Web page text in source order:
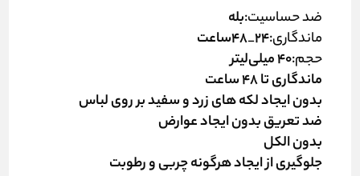
ضد حساسیت:بله
ماندگاری:24_48ساعت
حجم:40 میلی‌لیتر
ماندگاری تا 48 ساعت
بدون ایجاد لکه های زرد و سفید بر روی لباس
ضد تعریق بدون ایجاد عوارض
بدون الکل
جلوگیری از ایجاد هرگونه چربی و رطوبت